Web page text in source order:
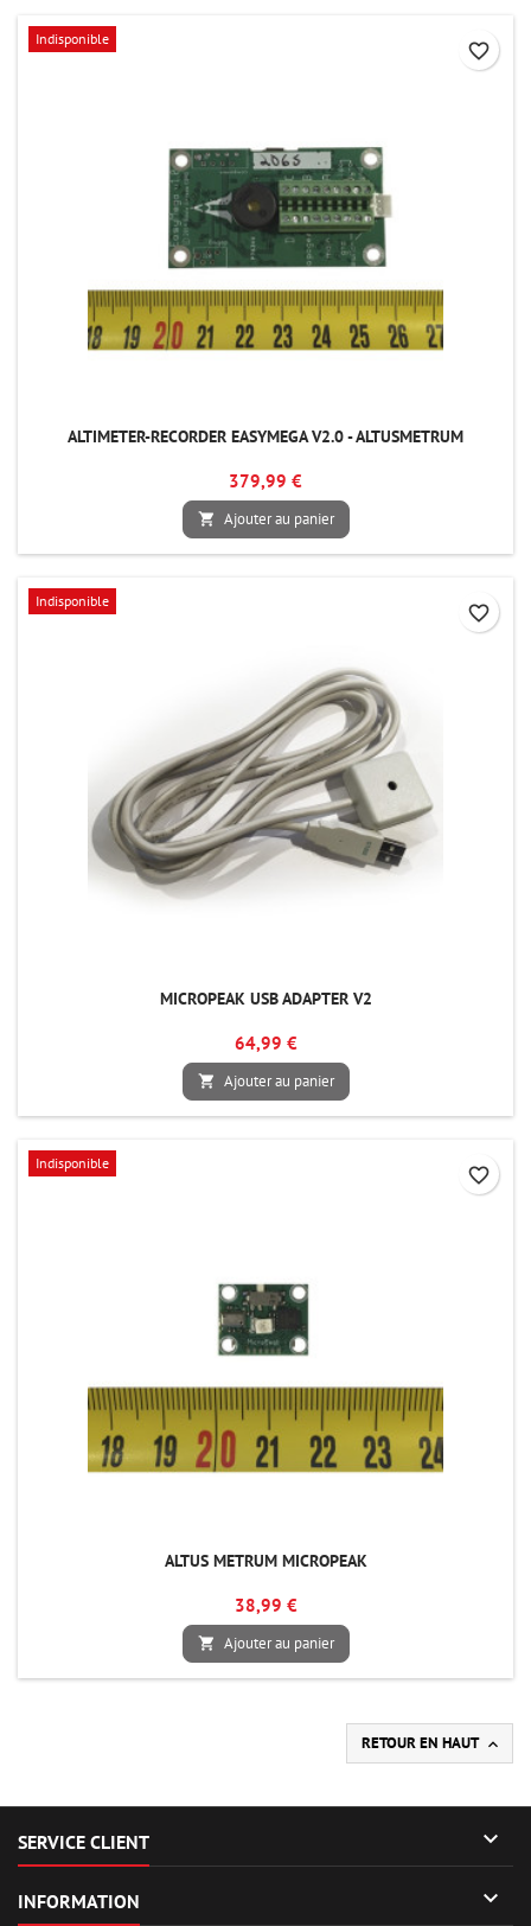
Indisponible
ALTIMETER-RECORDER EASYMEGA V2.0 - ALTUSMETRUM
379,99 €
 Ajouter au panier
favorite_border
Indisponible
MICROPEAK USB ADAPTER V2
64,99 €
 Ajouter au panier
favorite_border
Indisponible
ALTUS METRUM MICROPEAK
38,99 €
 Ajouter au panier
favorite_border
RETOUR EN HAUT 
SERVICE CLIENT 
INFORMATION 